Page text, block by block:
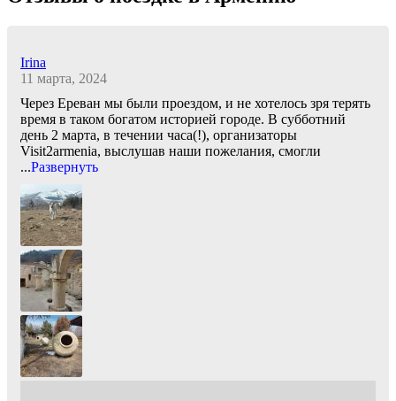
Irina
11 марта, 2024
Через Ереван мы были проездом, и не хотелось зря терять
время в таком богатом историей городе. В субботний
день 2 марта, в течении часа(!), организаторы
Visit2armenia, выслушав наши пожелания, смогли
...Развернуть